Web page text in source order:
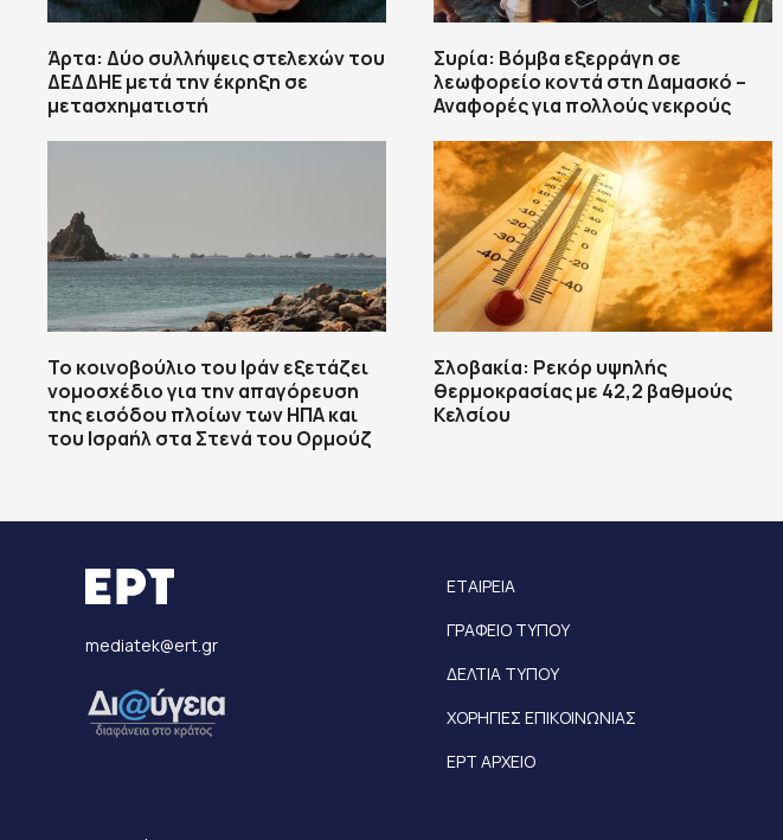
Άρτα: Δύο συλλήψεις στελεχών του
ΔΕΔΔΗΕ μετά την έκρηξη σε
μετασχηματιστή
To κοινοβούλιο του Ιράν εξετάζει
νομοσχέδιο για την απαγόρευση
της εισόδου πλοίων των ΗΠΑ και
του Ισραήλ στα Στενά του Ορμούζ
Συρία: Βόμβα εξερράγη σε
λεωφορείο κοντά στη Δαμασκό –
Αναφορές για πολλούς νεκρούς
Σλοβακία: Ρεκόρ υψηλής
θερμοκρασίας με 42,2 βαθμούς
Κελσίου
mediatek@ert.gr
ΕΤΑΙΡΕΙΑ
ΓΡΑΦΕΙΟ ΤΥΠΟΥ
ΔΕΛΤΙΑ ΤΥΠΟΥ
ΧΟΡΗΓΙΕΣ ΕΠΙΚΟΙΝΩΝΙΑΣ
ΕΡΤ ΑΡΧΕΙΟ